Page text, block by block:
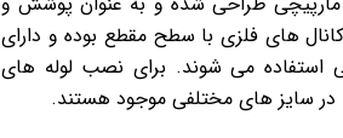
های فلزی با سطح مقطع بوده و دارای
استفاده می شوند. برای نصب لوله های
سایز های مختلفی موجود هستند.